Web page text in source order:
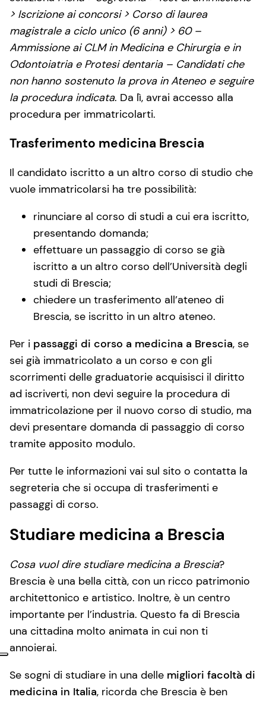
> Iscrizione ai concorsi > Corso di laurea
magistrale a ciclo unico (6 anni) > 60 –
Ammissione ai CLM in Medicina e Chirurgia e in
Odontoiatria e Protesi dentaria – Candidati che
non hanno sostenuto la prova in Ateneo e seguire
la procedura indicata. Da lì, avrai accesso alla
procedura per immatricolarti.
Trasferimento medicina Brescia
Il candidato iscritto a un altro corso di studio che
vuole immatricolarsi ha tre possibilità:
rinunciare al corso di studi a cui era iscritto,
presentando domanda;
effettuare un passaggio di corso se già
iscritto a un altro corso dell’Università degli
studi di Brescia;
chiedere un trasferimento all’ateneo di
Brescia, se iscritto in un altro ateneo.
Per i passaggi di corso a medicina a Brescia, se
sei già immatricolato a un corso e con gli
scorrimenti delle graduatorie acquisisci il diritto
ad iscriverti, non devi seguire la procedura di
immatricolazione per il nuovo corso di studio, ma
devi presentare domanda di passaggio di corso
tramite apposito modulo.
Per tutte le informazioni vai sul sito o contatta la
segreteria che si occupa di trasferimenti e
passaggi di corso.
Studiare medicina a Brescia
Cosa vuol dire studiare medicina a Brescia?
Brescia è una bella città, con un ricco patrimonio
architettonico e artistico. Inoltre, è un centro
importante per l’industria. Questo fa di Brescia
una cittadina molto animata in cui non ti
annoierai.
Se sogni di studiare in una delle migliori facoltà di
medicina in Italia, ricorda che Brescia è ben